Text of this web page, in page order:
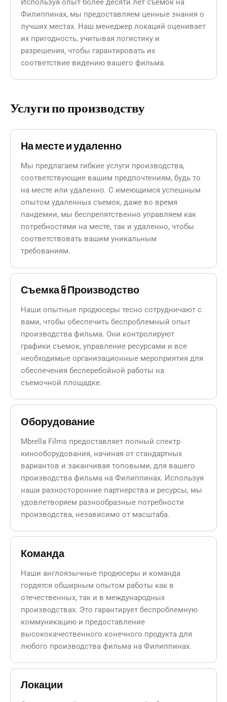
Филиппинах, мы предоставляем ценные знания о
лучших местах. Наш менеджер локаций оценивает
их пригодность, учитывая логистику и
разрешения, чтобы гарантировать их
соответствие видению вашего фильма.
Услуги по производству
На месте и удаленно
Мы предлагаем гибкие услуги производства,
соответствующие вашим предпочтениям, будь то
на месте или удаленно. С имеющимся успешным
опытом удаленных съемок, даже во время
пандемии, мы беспрепятственно управляем как
потребностями на месте, так и удаленно, чтобы
соответствовать вашим уникальным
требованиям.
Съемка & Производство
Наши опытные продюсеры тесно сотрудничают с
вами, чтобы обеспечить беспроблемный опыт
производства фильма. Они контролируют
графики съемок, управление ресурсами и все
необходимые организационные мероприятия для
обеспечения бесперебойной работы на
съемочной площадке.
Оборудование
Mbrella Films предоставляет полный спектр
кинооборудования, начиная от стандартных
вариантов и заканчивая топовыми, для вашего
производства фильма на Филиппинах. Используя
наши разносторонние партнерства и ресурсы, мы
удовлетворяем разнообразные потребности
производства, независимо от масштаба.
Команда
Наши англоязычные продюсеры и команда
гордятся обширным опытом работы как в
отечественных, так и в международных
производствах. Это гарантирует беспроблемную
коммуникацию и предоставление
высококачественного конечного продукта для
любого производства фильма на Филиппинах.
Локации